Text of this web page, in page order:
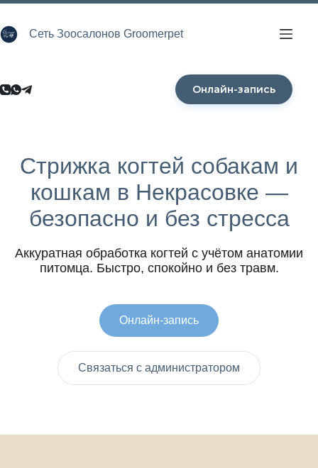
Перейти
сути
Сеть Зоосалонов Groomerpet
Онлайн-запись
Стрижка когтей собакам и
кошкам в Некрасовке —
безопасно и без стресса
Аккуратная обработка когтей с учётом анатомии
питомца. Быстро, спокойно и без травм.
Онлайн-запись
Связаться с администратором